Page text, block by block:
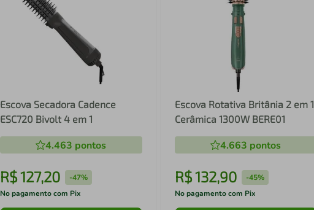
Escova Secadora Cadence
ESC720 Bivolt 4 em 1
4.463 pontos
R$127,20 -47%
No pagamento com Pix
Escova Rotativa Britânia 2 em 1
Cerâmica 1300W BERE01
4.663 pontos
R$132,90 -45%
No pagamento com Pix